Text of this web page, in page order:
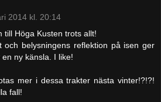
2014 kl. 20:14
till Höga Kusten trots allt!
och belysningens reflektion på isen ger
ny känsla. I like!
mer i dessa trakter nästa vinter!?!?!
fall!